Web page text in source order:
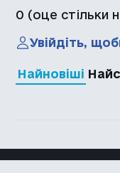
0 (оце стільки
Увійдіть,
Найновіші